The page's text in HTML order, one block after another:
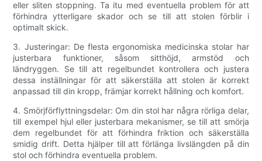
eller sliten stoppning. Ta itu med eventuella problem för att
förhindra ytterligare skador och se till att stolen förblir i
optimalt skick.
3. Justeringar: De flesta ergonomiska medicinska stolar har
justerbara funktioner, såsom sitthöjd, armstöd och
ländryggen. Se till att regelbundet kontrollera och justera
dessa inställningar för att säkerställa att stolen är korrekt
anpassad till din kropp, främjar korrekt hållning och komfort.
4. Smörjförflyttningsdelar: Om din stol har några rörliga delar,
till exempel hjul eller justerbara mekanismer, se till att smörja
dem regelbundet för att förhindra friktion och säkerställa
smidig drift. Detta hjälper till att förlänga livslängden på din
stol och förhindra eventuella problem.